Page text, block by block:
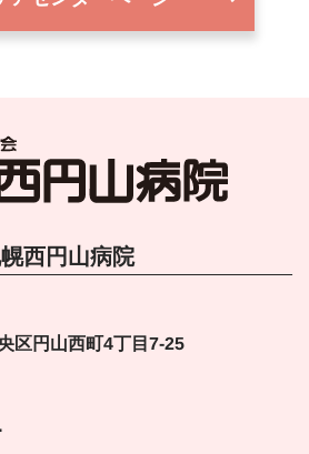
西円山病院
区円山西町4丁目7-25